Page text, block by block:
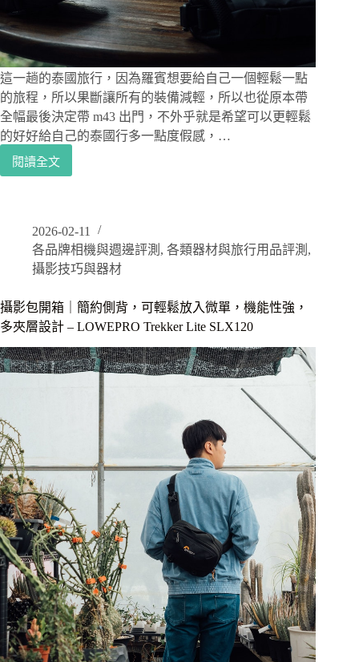
背
負
穩
定，
相
機
郵
差
包
好
WANDRD
ROGUE
SLING
9L
機
包
這一趟的泰國旅行，因為羅賓想要給自己一個輕鬆一點
的旅程，所以果斷讓所有的裝備減輕，所以也從原本帶
全幅最後決定帶 m43 出門，不外乎就是希望可以更輕鬆
的好好給自己的泰國行多一點度假感，…
閱讀全文
攝
箱
｜
特
磁
扣
設
計
拿
速，
支
援
外
掛
模
組
擴
充
性
更
佳，
2026-02-11
各品牌相機與週邊評測 , 各類器材與旅行用品評測 ,
攝影技巧與器材
攝影包開箱｜簡約側背，可輕鬆放入微單，機能性強，
多夾層設計 – LOWEPRO Trekker Lite SLX120